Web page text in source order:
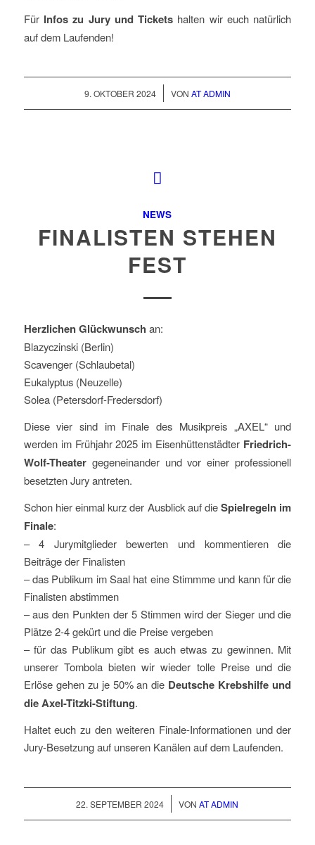
Für Infos zu Jury und Tickets halten wir euch natürlich
auf dem Laufenden!
9. OKTOBER 2024
/ VON AT ADMIN
NEWS
FINALISTEN STEHEN
FEST
Herzlichen Glückwunsch an:
Blazyczinski (Berlin)
Scavenger (Schlaubetal)
Eukalyptus (Neuzelle)
Solea (Petersdorf-Fredersdorf)
Diese vier sind im Finale des Musikpreis „AXEL“ und
werden im Frühjahr 2025 im Eisenhüttenstädter Friedrich-
Wolf-Theatergegeneinander und vor einer professionell
besetzten Jury antreten.
Schon hier einmal kurz der Ausblick auf dieSpielregeln im
Finale:
– 4 Jurymitglieder bewerten und kommentieren die
Beiträge der Finalisten
– das Publikum im Saal hat eine Stimmme und kann für die
Finalisten abstimmen
– aus den Punkten der 5 Stimmen wird der Sieger und die
Plätze 2-4 gekürt und die Preise vergeben
– für das Publikum gibt es auch etwas zu gewinnen. Mit
unserer Tombola bieten wir wieder tolle Preise und die
Erlöse gehen zu je 50% an die Deutsche Krebshilfe und
die Axel-Titzki-Stiftung.
Haltet euch zu den weiteren Finale-Informationen und der
Jury-Besetzung auf unseren Kanälen auf dem Laufenden.
22. SEPTEMBER 2024
/ VONAT ADMIN